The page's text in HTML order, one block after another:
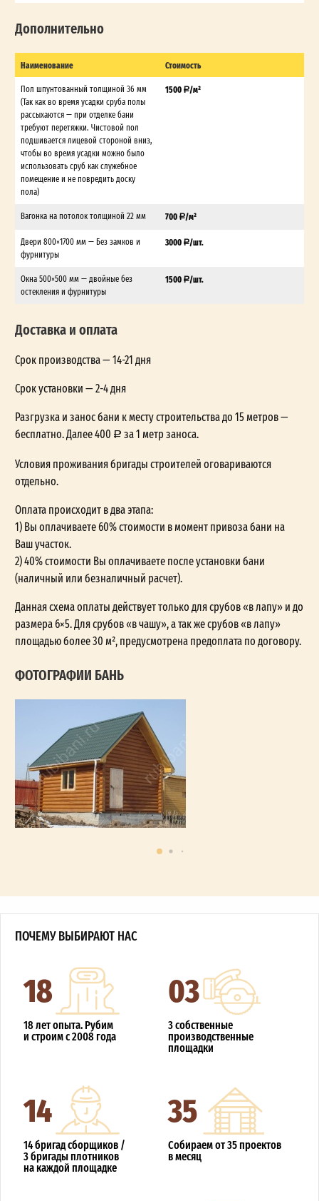
Дополнительно
Наименование Стоимость
Пол шпунтованный толщиной 36 мм
(Так как во время усадки сруба полы
рассыхаются — при отделке бани
требуют перетяжки. Чистовой пол
подшивается лицевой стороной вниз,
чтобы во время усадки можно было
использовать сруб как служебное
помещение и не повредить доску
пола)
1500 /м²
Вагонка на потолок толщиной 22 мм 700 /м²
Двери 800×1700 мм — Без замков и
фурнитуры
3000 /шт.
Окна 500×500 мм — двойные без
остекления и фурнитуры
1500 /шт.
Доставка и оплата
Срок производства — 14-21 дня
Срок установки — 2-4 дня
Разгрузка и занос бани к месту строительства до 15 метров —
бесплатно. Далее 400
за 1 метр заноса.
Условия проживания бригады строителей оговариваются
отдельно.
Оплата происходит в два этапа:
1) Вы оплачиваете 60% стоимости в момент привоза бани на
Ваш участок.
2) 40% стоимости Вы оплачиваете после установки бани
(наличный или безналичный расчет).
Данная схема оплаты действует только для срубов «в лапу» и до
размера 6×5. Для срубов «в чашу», а так же срубов «в лапу»
площадью более 30 м², предусмотрена предоплата по договору.
ФОТОГРАФИИ БАНЬ
ПОЧЕМУ ВЫБИРАЮТ НАС
18
18 лет опыта. Рубим
и строим с 2008 года
03
3 собственные
производственные
площадки
14
14 бригад сборщиков /
3 бригады плотников
на каждой площадке
35
Собираем от 35 проектов
в месяц